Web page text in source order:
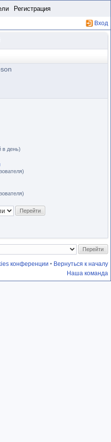
Регистрация
Вход
в день)
• Вернуться к началу
конференции
Наша команда